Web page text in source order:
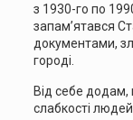
з 1930-го по
запам’ятався
документами,
городі.
Від себе додам,
слабкості